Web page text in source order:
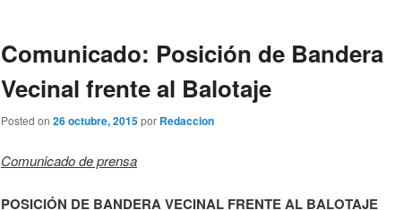
Comunicado: Posición de Bandera
Vecinal frente al Balotaje
Posted on 26 octubre, 2015por Redaccion
Comunicado de prensa
POSICIÓN DE BANDERA VECINAL FRENTE AL BALOTAJE